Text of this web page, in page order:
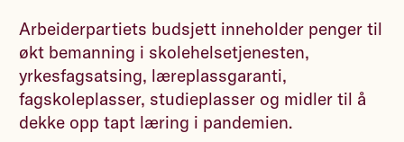
Arbeiderpartiets budsjett inneholder penger til
økt bemanning i skolehelsetjenesten,
yrkesfagsatsing, læreplassgaranti,
fagskoleplasser, studieplasser og midler til å
dekke opp tapt læring i pandemien.